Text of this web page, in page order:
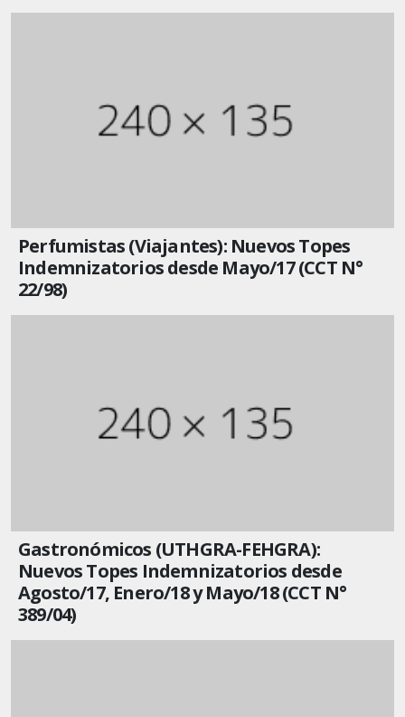
Perfumistas (Viajantes): Nuevos Topes
Indemnizatorios desde Mayo/17 (CCT N°
22/98)
Gastronómicos (UTHGRA-FEHGRA):
Nuevos Topes Indemnizatorios desde
Agosto/17, Enero/18 y Mayo/18 (CCT N°
389/04)